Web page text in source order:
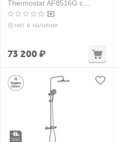
Thermostat AF8516G с
термостатом и изливом,
золото матовое
нет в наличии
73 200₽